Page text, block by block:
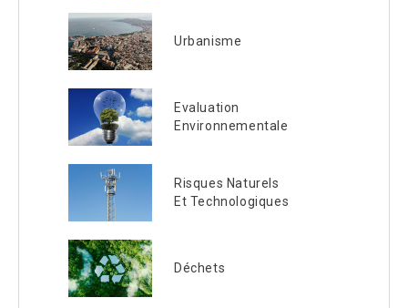
Urbanisme
Evaluation
Environnementale
Risques Naturels
Et Technologiques
Déchets